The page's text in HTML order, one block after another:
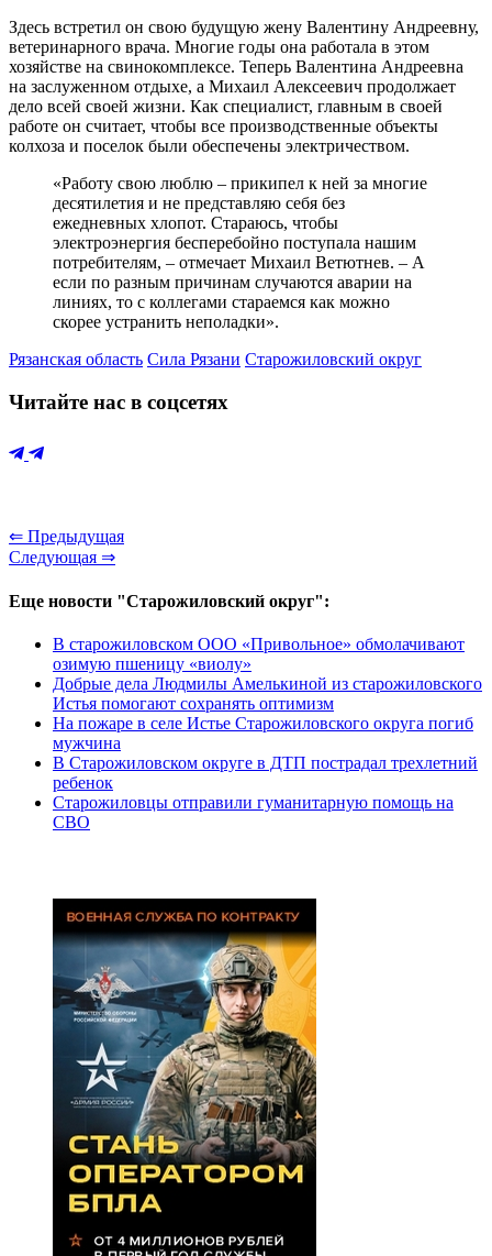
Здесь встретил он свою будущую жену Валентину Андреевну,
ветеринарного врача. Многие годы она работала в этом
хозяйстве на свинокомплексе. Теперь Валентина Андреевна
на заслуженном отдыхе, а Михаил Алексеевич продолжает
дело всей своей жизни. Как специалист, главным в своей
работе он считает, чтобы все производственные объекты
колхоза и поселок были обеспечены электричеством.
«Работу свою люблю – прикипел к ней за многие
десятилетия и не представляю себя без
ежедневных хлопот. Стараюсь, чтобы
электроэнергия бесперебойно поступала нашим
потребителям, – отмечает Михаил Ветютнев. – А
если по разным причинам случаются аварии на
линиях, то с коллегами стараемся как можно
скорее устранить неполадки».
Рязанская область Сила Рязани Старожиловский округ
Читайте нас в соцсетях
⇐ Предыдущая
Следующая ⇒
Еще новости "Старожиловский округ":
В старожиловском ООО «Привольное» обмолачивают
озимую пшеницу «виолу»
Добрые дела Людмилы Амелькиной из старожиловского
Истья помогают сохранять оптимизм
На пожаре в селе Истье Старожиловского округа погиб
мужчина
В Старожиловском округе в ДТП пострадал трехлетний
ребенок
Старожиловцы отправили гуманитарную помощь на
СВО